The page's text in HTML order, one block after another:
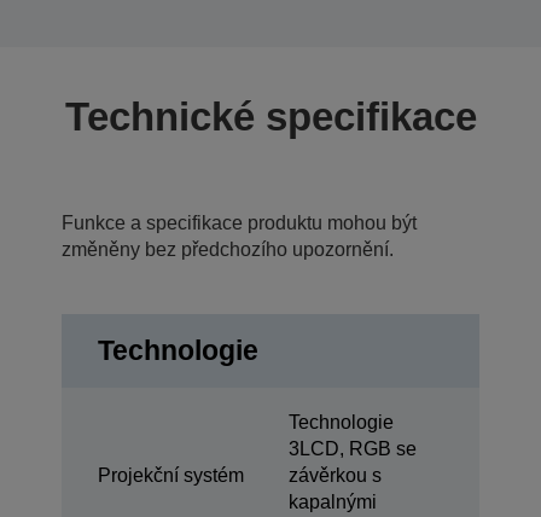
Technické specifikace
Funkce a specifikace produktu mohou být
změněny bez předchozího upozornění.
Technologie
Projekční systém
Technologie
3LCD, RGB se
závěrkou s
kapalnými